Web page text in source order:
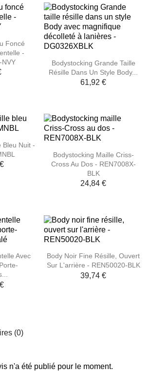
Foncé
-
NVY
Bodystocking Grande Taille
Résille Dans Un Style Body...
61,92 €
Bleu Nuit -
Bodystocking Maille Criss-
Cross Au Dos - REN7008X-
BLK
24,84 €
Avec
Body Noir Fine Résille, Ouvert
Sur L'arrière - REN50020-BLK
39,74 €
(0)
n'a été publié pour le moment.